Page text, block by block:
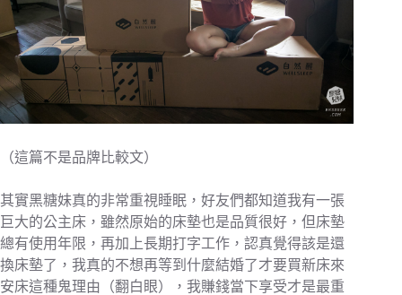
（這篇不是品牌比較文）
其實黑糖妹真的非常重視睡眠，好友們都知道我有一張
巨大的公主床，雖然原始的床墊也是品質很好，但床墊
總有使用年限，再加上長期打字工作，認真覺得該是還
換床墊了，我真的不想再等到什麼結婚了才要買新床來
安床這種鬼理由（翻白眼），我賺錢當下享受才是最重